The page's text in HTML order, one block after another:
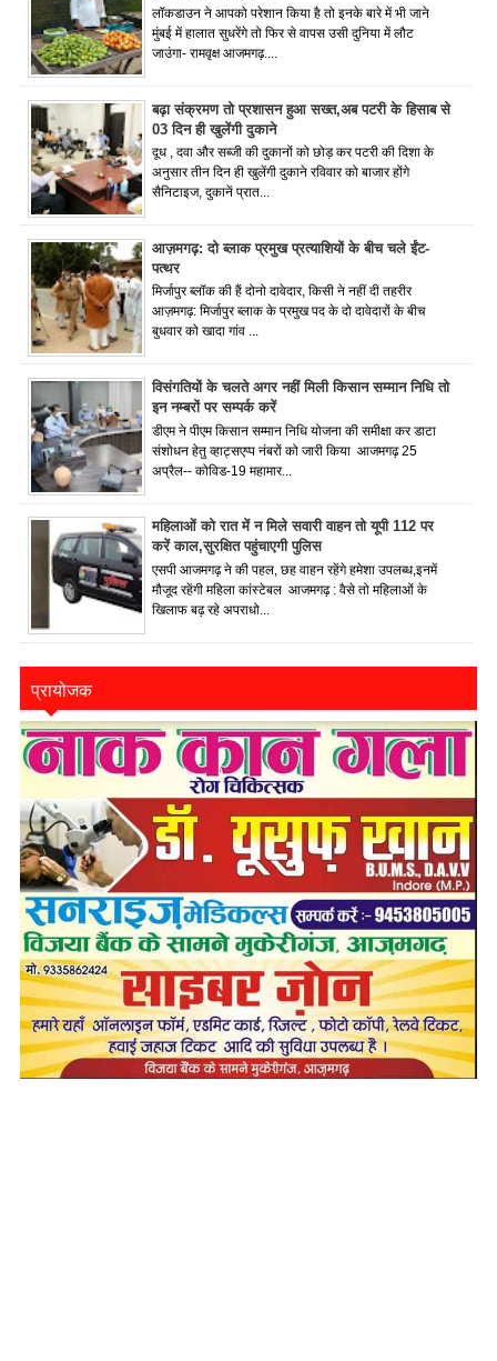
लॉकडाउन ने आपको परेशान किया है तो इनके बारे में भी जाने
मुंबई में हालात सुधरेंगे तो फिर से वापस उसी दुनिया में लौट
जाउंगा- रामवृक्ष आजमगढ़....
बढ़ा संक्रमण तो प्रशासन हुआ सख्त,अब पटरी के हिसाब से
03 दिन ही खुलेंगी दुकाने
दूध , दवा और सब्जी की दुकानों को छोड़ कर पटरी की दिशा के
अनुसार तीन दिन ही खुलेंगी दुकाने रविवार को बाजार होंगे
सैनिटाइज, दुकानें प्रात...
आज़मगढ़: दो ब्लाक प्रमुख प्रत्याशियों के बीच चले ईंट-
पत्थर
मिर्जापुर ब्लॉक की हैं दोनो दावेदार, किसी ने नहीं दी तहरीर
आज़मगढ़: मिर्जापुर ब्लाक के प्रमुख पद के दो दावेदारों के बीच
बुधवार को खादा गांव ...
विसंगतियों के चलते अगर नहीं मिली किसान सम्मान निधि तो
इन नम्बरों पर सम्पर्क करें
डीएम ने पीएम किसान सम्मान निधि योजना की समीक्षा कर डाटा
संशोधन हेतु व्हाट्सएप्प नंबरों को जारी किया आजमगढ़ 25
अप्रैल-- कोविड-19 महामार...
महिलाओं को रात में न मिले सवारी वाहन तो यूपी 112 पर
करें काल,सुरक्षित पहुंचाएगी पुलिस
एसपी आजमगढ़ ने की पहल, छह वाहन रहेंगे हमेशा उपलब्ध,इनमें
मौजूद रहेंगी महिला कांस्टेबल आजमगढ़ : वैसे तो महिलाओं के
खिलाफ बढ़ रहे अपराधो...
प्रायोजक